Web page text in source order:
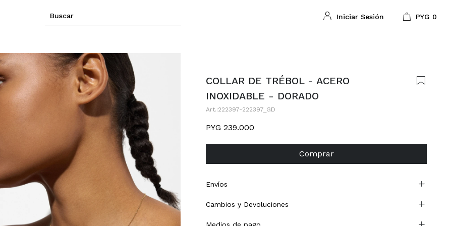
PYG 0
COLLAR DE TRÉBOL - ACERO
INOXIDABLE - DORADO
222397-222397_GD
PYG 239.000
Comprar
Envíos
Cambios y Devoluciones